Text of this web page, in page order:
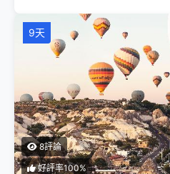
9天
8評論
好評率100%